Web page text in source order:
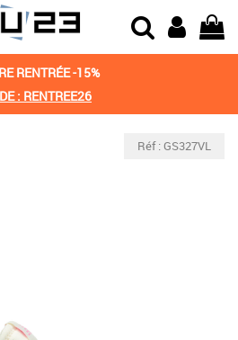
RENTRÉE -15%
: RENTREE26
Réf : GS327VL